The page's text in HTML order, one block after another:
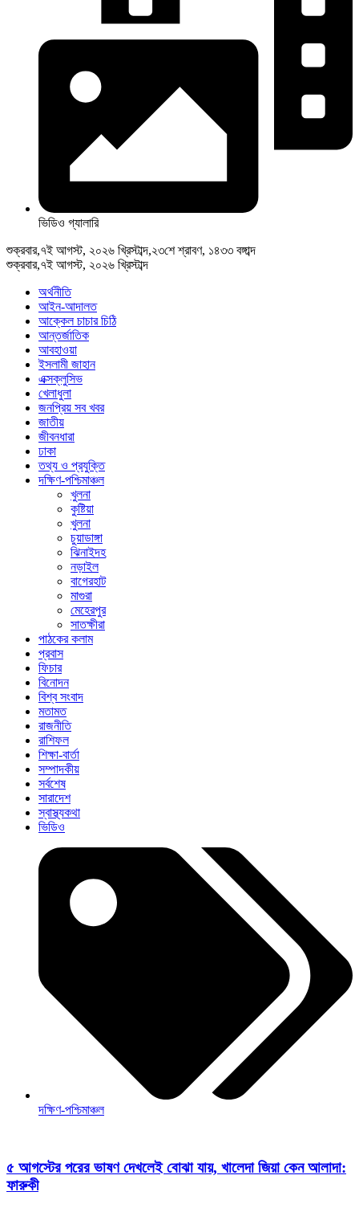
ভিডিও গ্যালারি
শুক্রবার,৭ই আগস্ট, ২০২৬ খ্রিস্টাব্দ,২৩শে শ্রাবণ, ১৪৩৩ বঙ্গাব্দ
শুক্রবার,৭ই আগস্ট, ২০২৬ খ্রিস্টাব্দ
অর্থনীতি
আইন-আদালত
আক্কেল চাচার চিঠি
আন্তর্জাতিক
আবহাওয়া
ইসলামী জাহান
এক্সক্লুসিভ
খেলাধুলা
জনপ্রিয় সব খবর
জাতীয়
জীবনধারা
ঢাকা
তথ্য ও প্রযুক্তি
দক্ষিণ-পশ্চিমাঞ্চল
খুলনা
কুষ্টিয়া
খুলনা
চুয়াডাঙ্গা
ঝিনাইদহ
নড়াইল
বাগেরহাট
মাগুরা
মেহেরপুর
সাতক্ষীরা
পাঠকের কলাম
প্রবাস
ফিচার
বিনোদন
বিশ্ব সংবাদ
মতামত
রাজনীতি
রাশিফল
শিক্ষা-বার্তা
সম্পাদকীয়
সর্বশেষ
সারাদেশ
স্বাস্থ্যকথা
ভিডিও
দক্ষিণ-পশ্চিমাঞ্চল
৫ আগস্টের পরের ভাষণ দেখলেই বোঝা যায়, খালেদা জিয়া কেন আলাদা:
ফারুকী